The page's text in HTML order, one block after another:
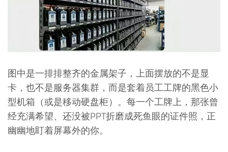
图中是一排排整齐的金属架子，上面摆放的不是显
卡，也不是服务器集群，而是套着员工工牌的黑色小
型机箱（或是移动硬盘柜）。每一个工牌上，那张曾
经充满希望、还没被PPT折磨成死鱼眼的证件照，正
幽幽地盯着屏幕外的你。